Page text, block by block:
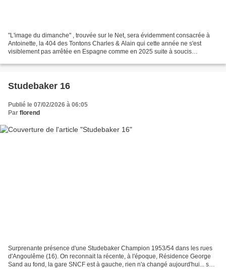
"L'image du dimanche" , trouvée sur le Net, sera évidemment consacrée à
Antoinette, la 404 des Tontons Charles & Alain qui cette année ne s'est
visiblement pas arrêtée en Espagne comme en 2025 suite à soucis
Studebaker 16
Publié le 07/02/2026 à 06:05
Par florend
Surprenante présence d'une Studebaker Champion 1953/54 dans les rues
d'Angoulême (16). On reconnait la récente, à l'époque, Résidence George
Sand au fond, la gare SNCF est à gauche, rien n'a changé aujourd'hui... sauf